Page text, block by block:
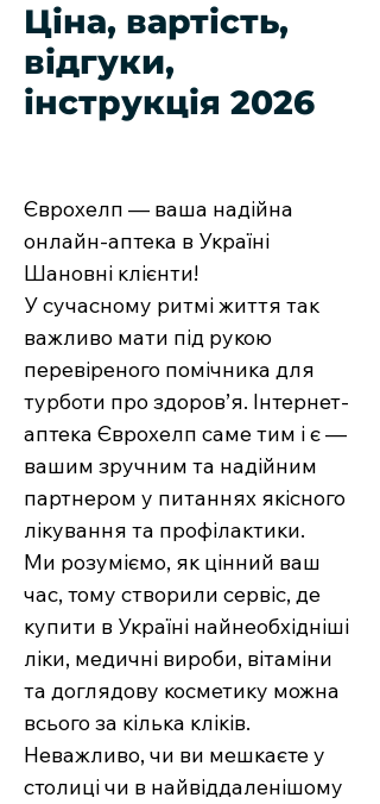
Ціна, вартість,
відгуки,
інструкція 2026
Єврохелп — ваша надійна
онлайн-аптека в Україні
Шановні клієнти!
У сучасному ритмі життя так
важливо мати під рукою
перевіреного помічника для
турботи про здоров’я. Інтернет-
аптека Єврохелп саме тим і є —
вашим зручним та надійним
партнером у питаннях якісного
лікування та профілактики.
Ми розуміємо, як цінний ваш
час, тому створили сервіс, де
купити в Україні найнеобхідніші
ліки, медичні вироби, вітаміни
та доглядову косметику можна
всього за кілька кліків.
Неважливо, чи ви мешкаєте у
столиці чи в найвіддаленішому